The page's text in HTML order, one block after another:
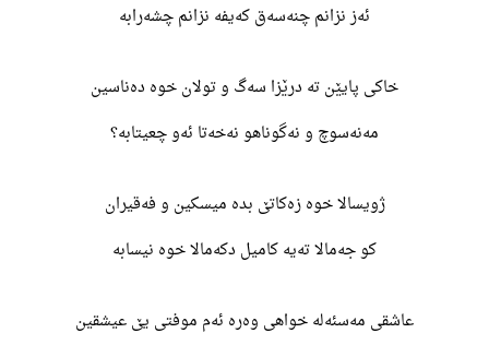
ئەز نزانم چنەسەق کەیفە نزانم چشەرابە
خاکی پایێن تە درێزا سەگ و تولان خوە دەناسین
مەنەسوچ و نەگوناهو نەخەتا ئەو چعیتابە؟
ژویسالا خوە زەکاتێ بدە میسکین و فەقیران
کو جەمالا تەیە کامیل دکەمالا خوە نیسابە
عاشقی مەسئەلە خواهی وەرە ئەم موفتی یێ عیشقین